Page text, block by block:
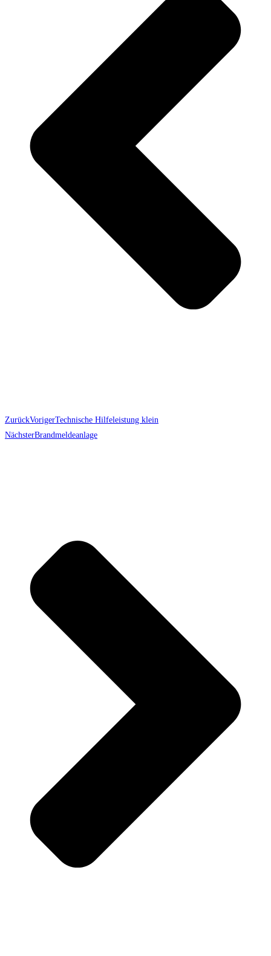
ZurückVorigerTechnische Hilfeleistung klein
NächsterBrandmeldeanlage